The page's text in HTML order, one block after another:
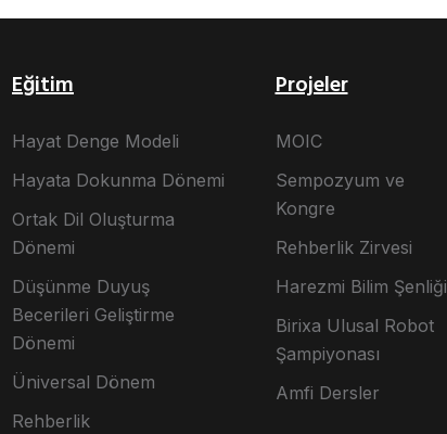
Eğitim
Hayat Denge Modeli
Hayata Dokunma Dönemi
Ortak Dil Oluşturma
Dönemi
Düşünme Duyuş
Becerileri Geliştirme
Dönemi
Üniversal Dönem
Rehberlik
Projeler
MOIC
Sempozyum ve
Kongre
Rehberlik Zirvesi
Harezmi Bilim Şenliği
Birixa Ulusal Robot
Şampiyonası
Amfi Dersler